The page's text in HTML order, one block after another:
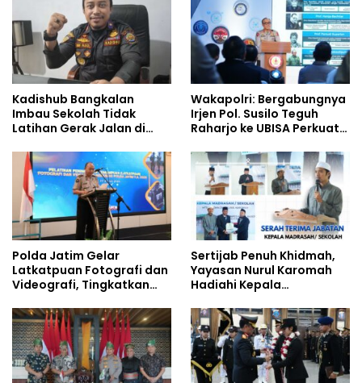
Berjalan Optimal
Kadishub Bangkalan
Imbau Sekolah Tidak
Latihan Gerak Jalan di
Wakapolri: Bergabungnya
Irjen Pol. Susilo Teguh
Raharjo ke UBISA Perkuat
Studi Kepolisian
Polda Jatim Gelar
Latkatpuan Fotografi dan
Videografi, Tingkatkan
Era Digital
Sertijab Penuh Khidmah,
Yayasan Nurul Karomah
Hadiahi Kepala
Umrah